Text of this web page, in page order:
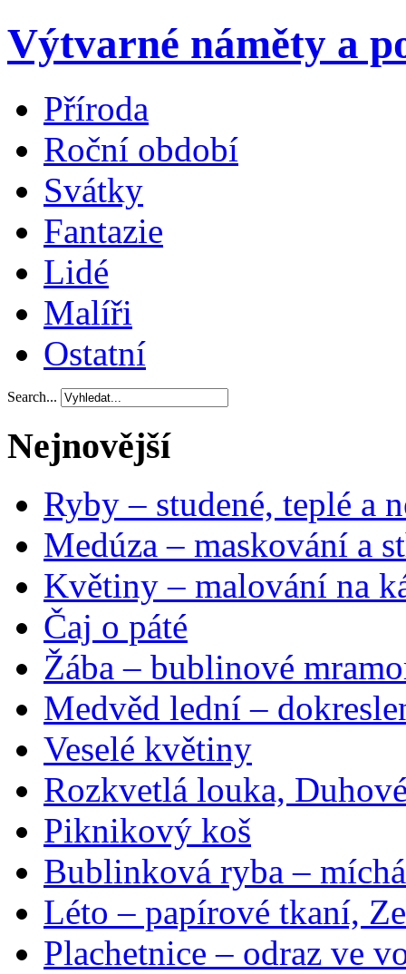
Výtvarné náměty a
Příroda
Roční období
Svátky
Fantazie
Lidé
Malíři
Ostatní
Search...
Nejnovější
Ryby – studené, teplé a
Medúza – maskování a
Květiny – malování na
Čaj o páté
Žába – bublinové
Medvěd lední –
Veselé květiny
Rozkvetlá louka,
Piknikový koš
Bublinková ryba –
Léto – papírové tkaní,
Plachetnice – odraz ve